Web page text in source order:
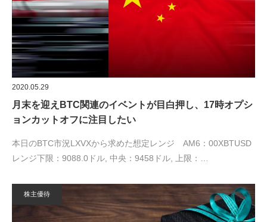
2020.05.29
月末を迎えBTC関連のイベントが目白押し、17時オプシ
ョンカットオフに注目したい
本日のBTC市況LXVXから求めた想定レンジ AM6：00XBTUSD
レンジ下限：9088.0ドル, 中央：9458ドル, 上限：…
株主優待